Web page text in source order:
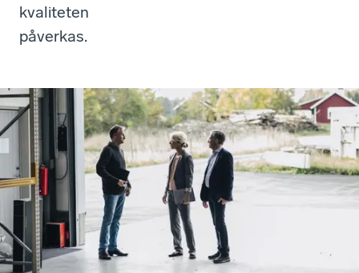
kvaliteten
påverkas.